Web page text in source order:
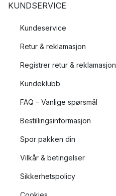
KUNDSERVICE
Kundeservice
Retur & reklamasjon
Registrer retur & reklamasjon
Kundeklubb
FAQ – Vanlige spørsmål
Bestillingsinformasjon
Spor pakken din
Vilkår & betingelser
Sikkerhetspolicy